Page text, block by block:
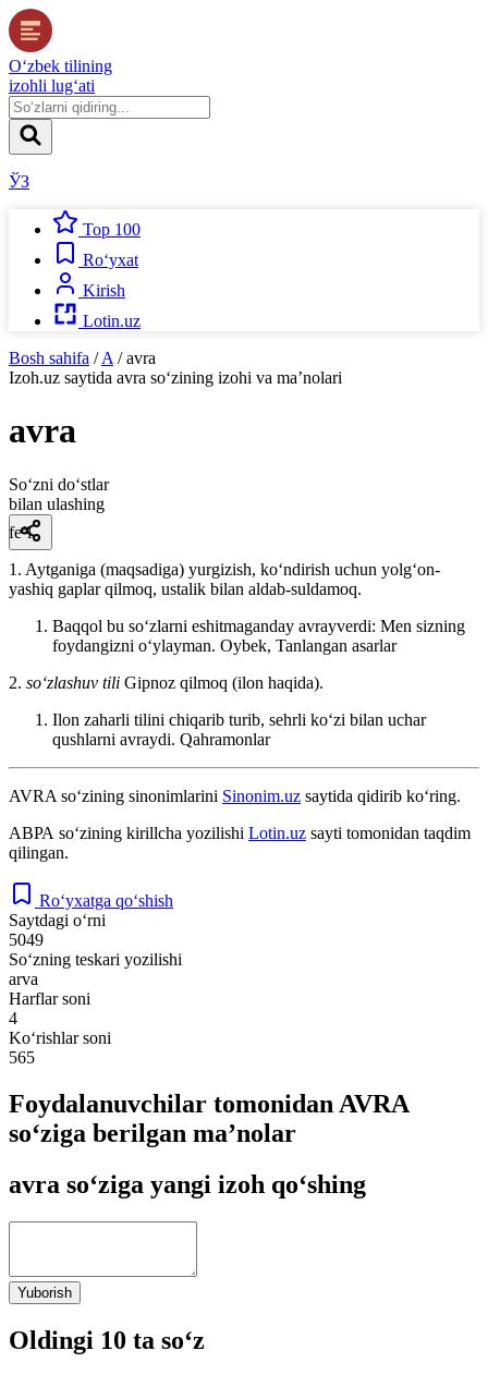
O‘zbek tilining
izohli lug‘ati
ЎЗ
Top 100
Ro‘yxat
Kirish
Lotin.uz
Bosh sahifa / A / avra
Izoh.uz saytida avra so‘zining izohi va ma’nolari
avra
So‘zni do‘stlar
bilan ulashing
fe’l
1. Aytganiga (maqsadiga) yurgizish, koʻndirish uchun yolgʻon-
yashiq gaplar qilmoq, ustalik bilan aldab-suldamoq.
Baqqol bu soʻzlarni eshitmaganday avrayverdi: Men sizning
foydangizni oʻylayman. Oybek, Tanlangan asarlar
2. so‘zlashuv tili Gipnoz qilmoq (ilon haqida).
Ilon zaharli tilini chiqarib turib, sehrli koʻzi bilan uchar
qushlarni avraydi. Qahramonlar
AVRA so‘zining sinonimlarini Sinonim.uz saytida qidirib ko‘ring.
АВРА so‘zining kirillcha yozilishi Lotin.uz sayti tomonidan taqdim
qilingan.
Ro‘yxatga qo‘shish
Saytdagi o‘rni
5049
So‘zning teskari yozilishi
arva
Harflar soni
4
Ko‘rishlar soni
565
Foydalanuvchilar tomonidan AVRA
so‘ziga berilgan ma’nolar
avra so‘ziga yangi izoh qo‘shing
Yuborish
Oldingi 10 ta so‘z